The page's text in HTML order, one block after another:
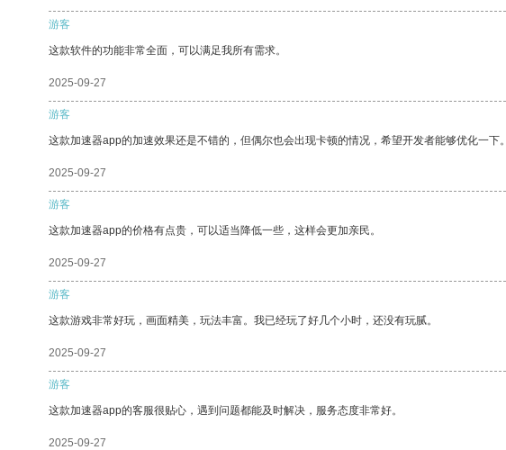
游客
这款软件的功能非常全面，可以满足我所有需求。
2025-09-27
游客
这款加速器app的加速效果还是不错的，但偶尔也会出现卡顿的情况，希望开发者能够优化一下。
2025-09-27
游客
这款加速器app的价格有点贵，可以适当降低一些，这样会更加亲民。
2025-09-27
游客
这款游戏非常好玩，画面精美，玩法丰富。我已经玩了好几个小时，还没有玩腻。
2025-09-27
游客
这款加速器app的客服很贴心，遇到问题都能及时解决，服务态度非常好。
2025-09-27